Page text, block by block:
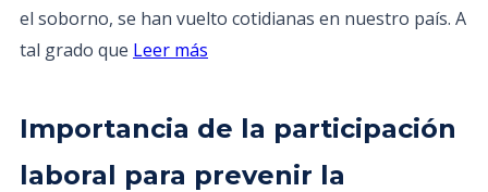
el soborno, se han vuelto cotidianas en nuestro país. A
tal grado que Leer más
Importancia de la participación
laboral para prevenir la